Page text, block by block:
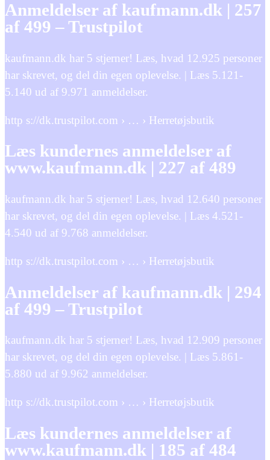
Anmeldelser af kaufmann.dk | 257
af 499 – Trustpilot
kaufmann.dk har 5 stjerner! Læs, hvad 12.925 personer
har skrevet, og del din egen oplevelse. | Læs 5.121-
5.140 ud af 9.971 anmeldelser.
http s://dk.trustpilot.com › … › Herretøjsbutik
Læs kundernes anmeldelser af
www.kaufmann.dk | 227 af 489
kaufmann.dk har 5 stjerner! Læs, hvad 12.640 personer
har skrevet, og del din egen oplevelse. | Læs 4.521-
4.540 ud af 9.768 anmeldelser.
http s://dk.trustpilot.com › … › Herretøjsbutik
Anmeldelser af kaufmann.dk | 294
af 499 – Trustpilot
kaufmann.dk har 5 stjerner! Læs, hvad 12.909 personer
har skrevet, og del din egen oplevelse. | Læs 5.861-
5.880 ud af 9.962 anmeldelser.
http s://dk.trustpilot.com › … › Herretøjsbutik
Læs kundernes anmeldelser af
www.kaufmann.dk | 185 af 484